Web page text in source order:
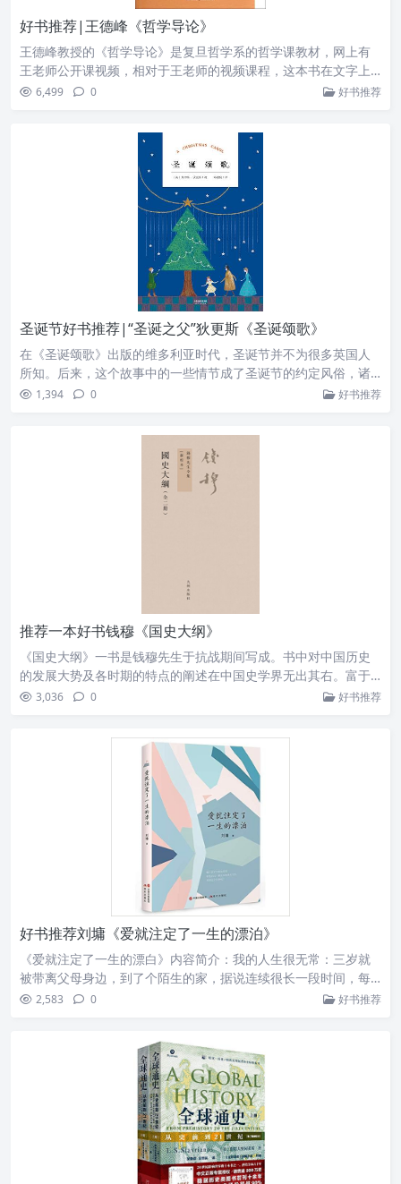
好书推荐|王德峰《哲学导论》
王德峰教授的《哲学导论》是复旦哲学系的哲学课教材，网上有
王老师公开课视频，相对于王老师的视频课程，这本书在文字上
更为深刻具体且又丰富多彩。这本书虽说是导论，但是并不是什
6,499 0 好书推荐
圣诞节好书推荐|“圣诞之父”狄更斯《圣诞颂歌》
在《圣诞颂歌》出版的维多利亚时代，圣诞节并不为很多英国人
所知。后来，这个故事中的一些情节成了圣诞节的约定风俗，诸
如家庭团聚、互换礼物、圣诞餐饮, 甚至“圣诞快乐”的说法也是由
1,394 0 好书推荐
推荐一本好书钱穆《国史大纲》
《国史大纲》一书是钱穆先生于抗战期间写成。书中对中国历史
的发展大势及各时期的特点的阐述在中国史学界无出其右。富于
文彩，读之荡气回肠。
3,036 0 好书推荐
好书推荐刘墉《爱就注定了一生的漂泊》
《爱就注定了一生的漂白》内容简介：我的人生很无常：三岁就
被带离父母身边，到了个陌生的家，据说连续很长一段时间，每
天到了傍晚，我就会坐在门口，喃喃自语地说“回家吧！回家吧！”
一家家报丧，面对好多亲人奇异的眼光以及“瞧！他都没流眼泪。”
的议论。十三岁，我的家在一场大火中被夷为平地，同住的亲戚
搬走了，从此成为母子二人相依为命。母亲请人在废墟上搭了个
小草棚，因为漏雨，又盖了问石棉瓦顶的小屋，才建成，就有人
远远扔石头，把石棉瓦打出好多洞，又开始漏水。
2,583 0 好书推荐